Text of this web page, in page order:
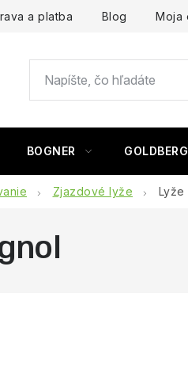
a platba Blog Moja
BOGNER
Zjazdové lyže Lyže